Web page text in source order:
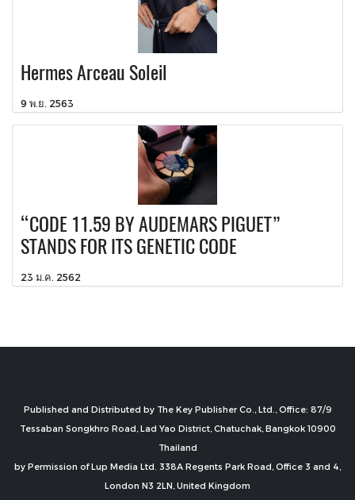
Hermes Arceau Soleil
9 พ.ย. 2563
“CODE 11.59 BY AUDEMARS PIGUET”
STANDS FOR ITS GENETIC CODE
23 ม.ค. 2562
Published and Distributed by The Key Publisher Co., Ltd., Office: 87/9
Tessaban Songkhro Road, Lad Yao District, Chatuchak, Bangkok 10900
Thailand
by Permission of Lup Media Ltd. 338A Regents Park Road, Office 3 and 4,
London N3 2LN, United Kingdom